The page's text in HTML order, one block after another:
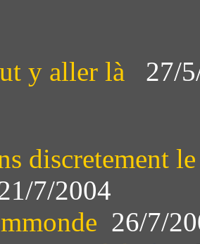
y aller là 27/
discretement
7/2004
26/7/